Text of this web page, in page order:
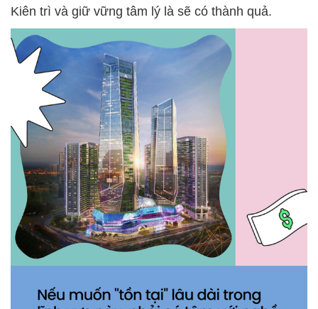
Kiên trì và giữ vững tâm lý là sẽ có thành quả.